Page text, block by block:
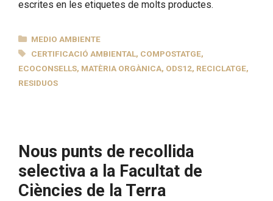
escrites en les etiquetes de molts productes.
CATEGORÍAS
MEDIO AMBIENTE
ETIQUETAS
CERTIFICACIÓ AMBIENTAL, COMPOSTATGE,
ECOCONSELLS, MATÈRIA ORGÀNICA, ODS12, RECICLATGE,
RESIDUOS
Nous punts de recollida
selectiva a la Facultat de
Ciències de la Terra